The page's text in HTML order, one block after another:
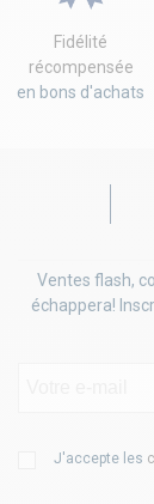
Fidélité
récompensée
en bons d'achats
Ventes flash,
échappera!
J'accepte les